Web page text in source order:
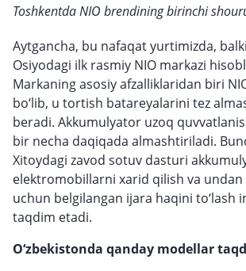
Toshkentda NIO brendining birinchi
Aytgancha, bu nafaqat yurtimizda,
Osiyodagi ilk rasmiy NIO markazi
Markaning asosiy afzalliklaridan biri
bo‘lib, u tortish batareyalarini tez
beradi. Akkumulyator uzoq
bir necha daqiqada almashtiriladi.
Xitoydagi zavod sotuv dasturi
elektromobillarni xarid qilish va undan
uchun belgilangan ijara haqini to‘lash
taqdim etadi.
O‘zbekistonda qanday modellar